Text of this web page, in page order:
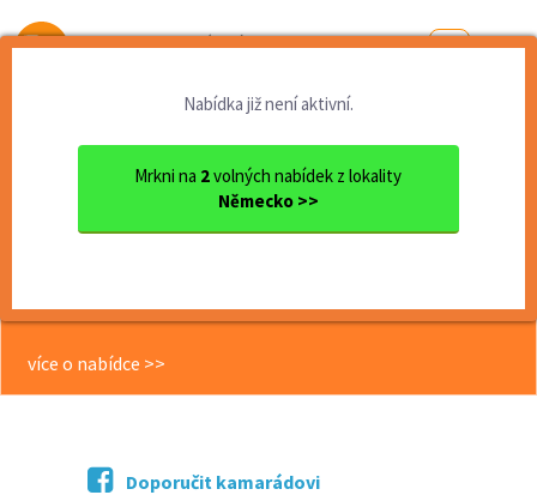
Od první brigády
Nabídka již není aktivní.
Mrkni na 2volných nabídek z lokality
Německo >>
pečovatelka do Bavorska, k ...
<< Zpět
více o nabídce >>
Doporučit kamarádovi